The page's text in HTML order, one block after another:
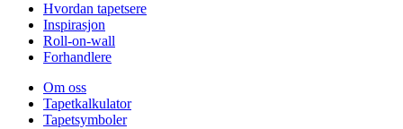
Hvordan tapetsere
Inspirasjon
Roll-on-wall
Forhandlere
Om oss
Tapetkalkulator
Tapetsymboler